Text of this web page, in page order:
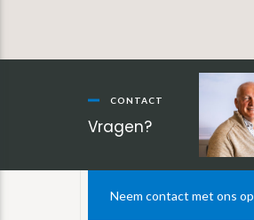
CONTACT
Vragen?
Neem contact met ons op